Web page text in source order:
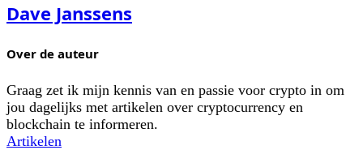
Dave Janssens
Over de auteur
Graag zet ik mijn kennis van en passie voor crypto in om
jou dagelijks met artikelen over cryptocurrency en
blockchain te informeren.
Artikelen